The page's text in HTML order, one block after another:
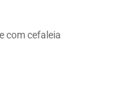
com cefaleia